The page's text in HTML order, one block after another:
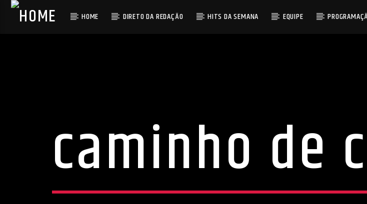
HOME DIRETO DA REDAÇÃO HITS DA SEMANA EQUIPE
caminho de